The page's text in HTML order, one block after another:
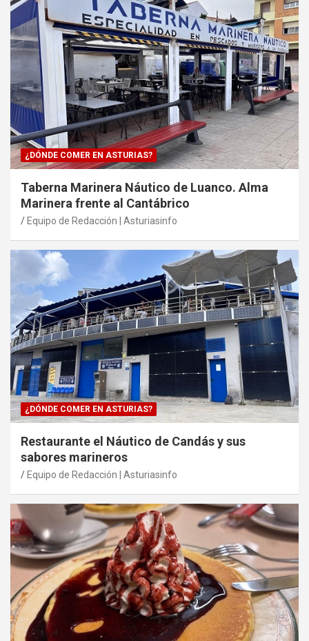
¿DÓNDE COMER EN ASTURIAS?
Taberna Marinera Náutico de Luanco. Alma
Marinera frente al Cantábrico
Equipo de Redacción | Asturiasinfo
¿DÓNDE COMER EN ASTURIAS?
Restaurante el Náutico de Candás y sus
sabores marineros
Equipo de Redacción | Asturiasinfo